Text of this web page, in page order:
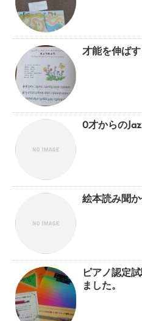
才能を伸ばす
0才からの
絵本読み聞
ピアノ認定
ました。